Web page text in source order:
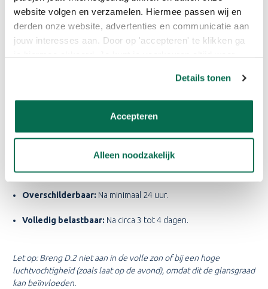
website volgen en verzamelen. Hiermee passen wij en
derden onze website, advertenties en communicatie aan
jouw interesses aan. Door op 'accepteren' te klikken ga
Details tonen
Accepteren
Alleen noodzakelijk
Beschikbare inhoudsmaten:
Owatrol Deks Olje D.2 - 1 Liter
WAT IS DE DROOGTIJD VAN
OWATROL DEKS OLJE D.2?
De droogtijd is afhankelijk van de temperatuur, luchtvochtigheid
Stofdroog:Na circa 12 uur.
Overschilderbaar: Na minimaal 24 uur.
Volledig belastbaar: Na circa 3 tot 4 dagen.
Let op: Breng D.2 niet aan in de volle zon of bij een hoge
luchtvochtigheid (zoals laat op de avond), omdat dit de glansgraad
kan beïnvloeden.